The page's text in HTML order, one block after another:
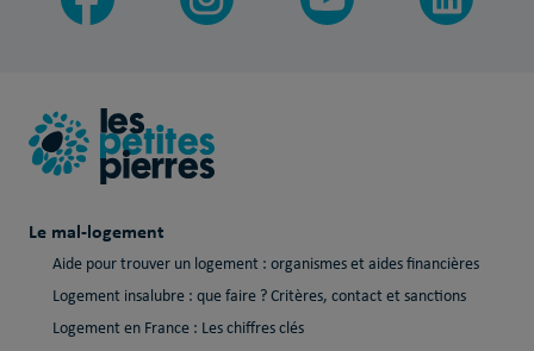
Le mal-logement
Aide pour trouver un logement : organismes et aides financières
Logement insalubre : que faire ? Critères, contact et sanctions
Logement en France : Les chiffres clés